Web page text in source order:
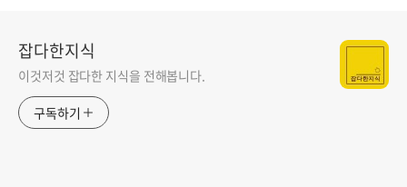
잡다한지식
이것저것 잡다한 지식을 전해봅니다.
구독하기